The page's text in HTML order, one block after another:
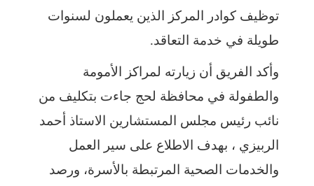
توظيف كوادر المركز الذين يعملون لسنوات
طويلة في خدمة التعاقد.
وأكد الفريق أن زيارته لمراكز الأمومة
والطفولة في محافظة لحج جاءت بتكليف من
نائب رئيس مجلس المستشارين الاستاذ أحمد
الربيزي ، بهدف الاطلاع على سير العمل
والخدمات الصحية المرتبطة بالأسرة، ورصد